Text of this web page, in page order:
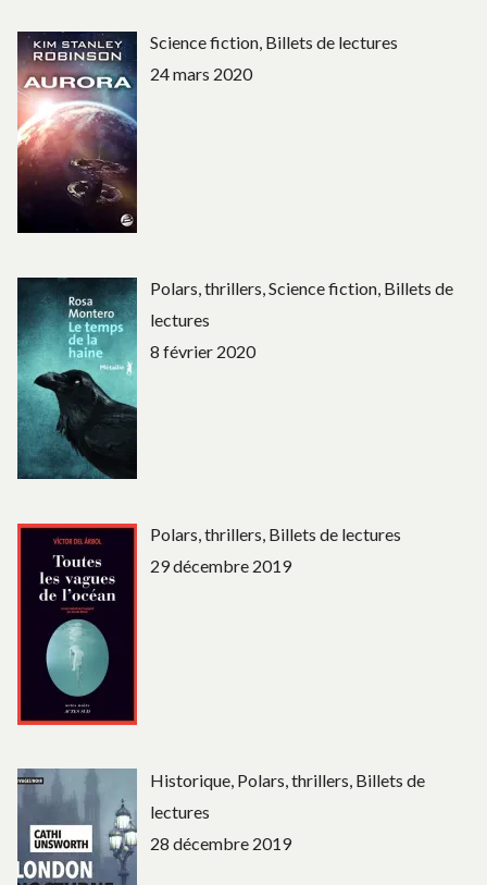
Science fiction, Billets de lectures
24 mars 2020
Polars, thrillers, Science fiction, Billets de
lectures
8 février 2020
Polars, thrillers, Billets de lectures
29 décembre 2019
Historique, Polars, thrillers, Billets de
lectures
28 décembre 2019